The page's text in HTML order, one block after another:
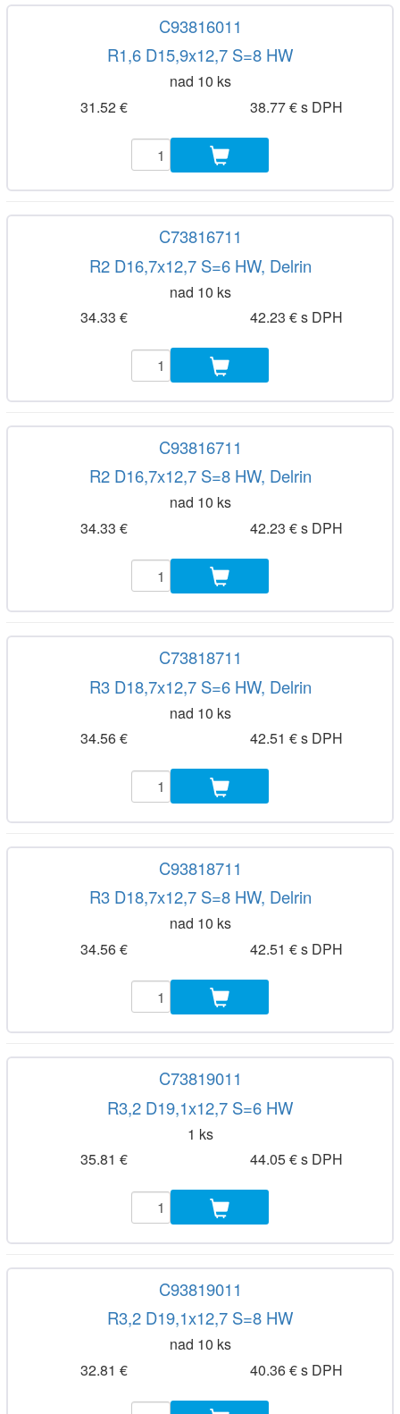
C93816011
R1,6 D15,9x12,7 S=8 HW
nad 10 ks
31.52 €
38.77 € s DPH
C73816711
R2 D16,7x12,7 S=6 HW, Delrin
nad 10 ks
34.33 €
42.23 € s DPH
C93816711
R2 D16,7x12,7 S=8 HW, Delrin
nad 10 ks
34.33 €
42.23 € s DPH
C73818711
R3 D18,7x12,7 S=6 HW, Delrin
nad 10 ks
34.56 €
42.51 € s DPH
C93818711
R3 D18,7x12,7 S=8 HW, Delrin
nad 10 ks
34.56 €
42.51 € s DPH
C73819011
R3,2 D19,1x12,7 S=6 HW
1 ks
35.81 €
44.05 € s DPH
C93819011
R3,2 D19,1x12,7 S=8 HW
nad 10 ks
32.81 €
40.36 € s DPH